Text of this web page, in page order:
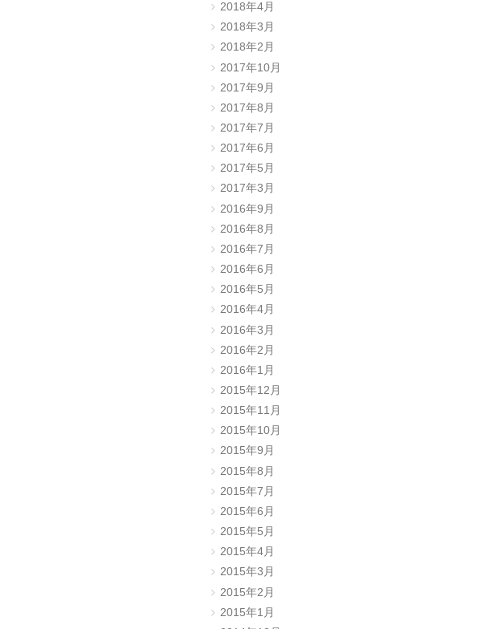
2018年4月
2018年3月
2018年2月
2017年10月
2017年9月
2017年8月
2017年7月
2017年6月
2017年5月
2017年3月
2016年9月
2016年8月
2016年7月
2016年6月
2016年5月
2016年4月
2016年3月
2016年2月
2016年1月
2015年12月
2015年11月
2015年10月
2015年9月
2015年8月
2015年7月
2015年6月
2015年5月
2015年4月
2015年3月
2015年2月
2015年1月